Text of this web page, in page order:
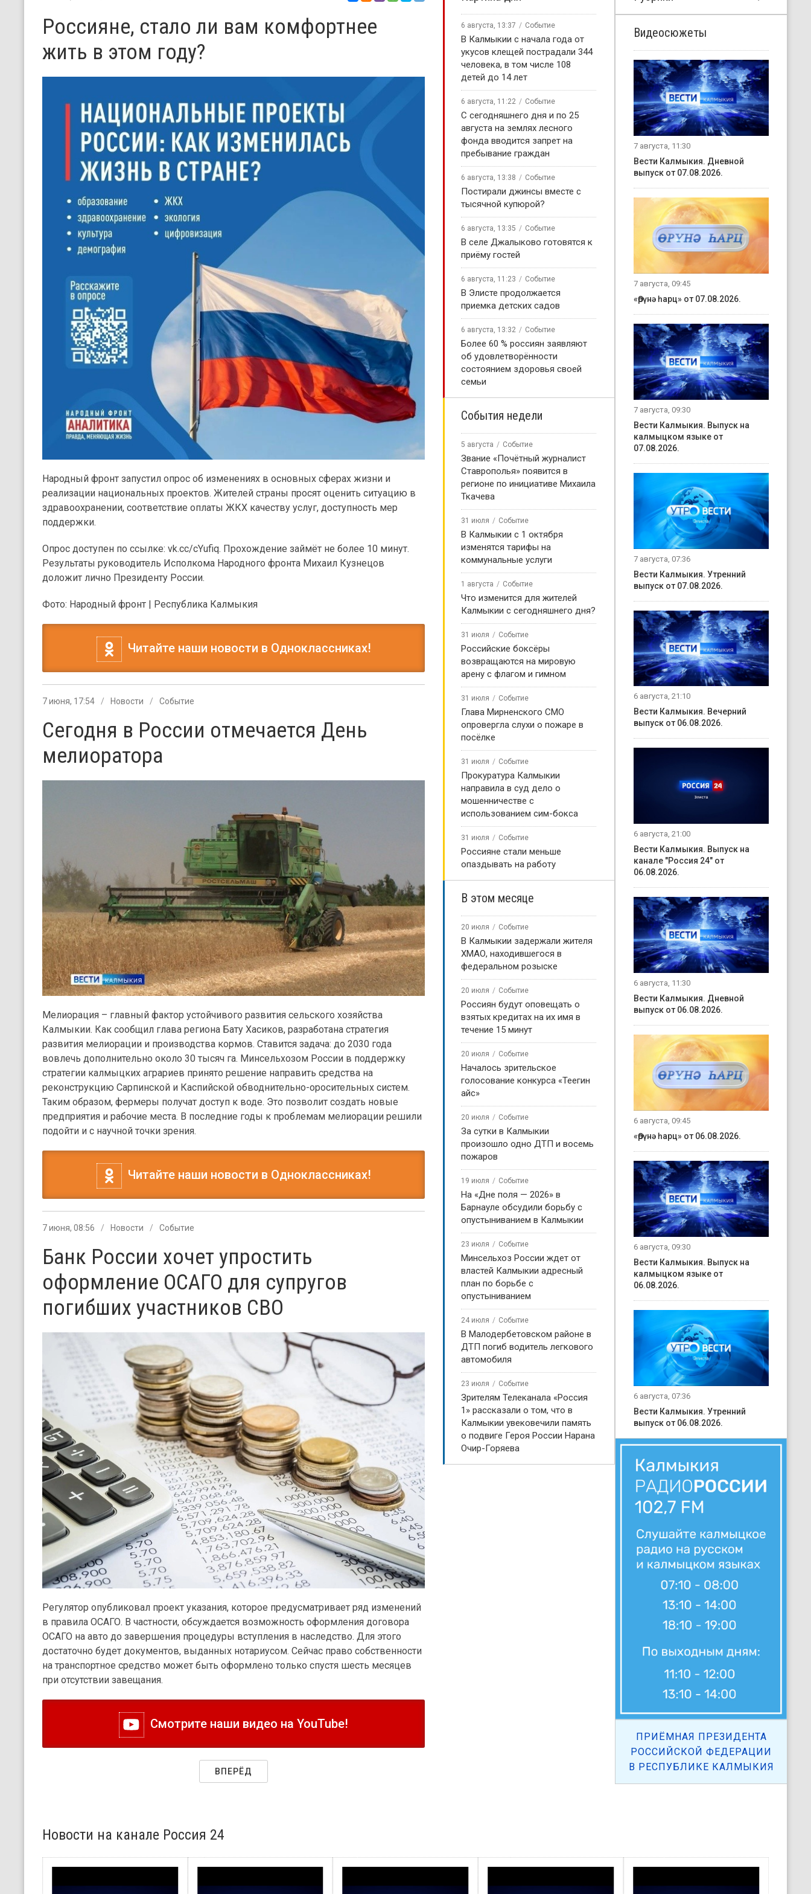
Россияне, стало ли вам комфортнее
жить в этом году?
Народный фронт запустил опрос об изменениях в основных сферах жизни и
реализации национальных проектов. Жителей страны просят оценить ситуацию в
здравоохранении, соответствие оплаты ЖКХ качеству услуг, доступность мер
поддержки.
Опрос доступен по ссылке: vk.cc/cYufiq. Прохождение займёт не более 10 минут.
Результаты руководитель Исполкома Народного фронта Михаил Кузнецов
доложит лично Президенту России.
Фото: Народный фронт | Республика Калмыкия
Читайте наши новости в Одноклассниках!
7 июня, 17:54 Новости Событие
Сегодня в России отмечается День
мелиоратора
Мелиорация – главный фактор устойчивого развития сельского хозяйства
Калмыкии. Как сообщил глава региона Бату Хасиков, разработана стратегия
развития мелиорации и производства кормов. Ставится задача: до 2030 года
вовлечь дополнительно около 30 тысяч га. Минсельхозом России в поддержку
стратегии калмыцких аграриев принято решение направить средства на
реконструкцию Сарпинской и Каспийской обводнительно-оросительных систем.
Таким образом, фермеры получат доступ к воде. Это позволит создать новые
предприятия и рабочие места. В последние годы к проблемам мелиорации решили
подойти и с научной точки зрения.
Читайте наши новости в Одноклассниках!
7 июня, 08:56 Новости Событие
Банк России хочет упростить
оформление ОСАГО для супругов
погибших участников СВО
Регулятор опубликовал проект указания, которое предусматривает ряд изменений
в правила ОСАГО. В частности, обсуждается возможность оформления договора
ОСАГО на авто до завершения процедуры вступления в наследство. Для этого
достаточно будет документов, выданных нотариусом. Сейчас право собственности
на транспортное средство может быть оформлено только спустя шесть месяцев
при отсутствии завещания.
Смотрите наши видео на YouTube!
ВПЕРЁД
6 августа, 13:37 Событие
В Калмыкии с начала года от
укусов клещей пострадали 344
человека, в том числе 108
детей до 14 лет
6 августа, 11:22 Событие
С сегодняшнего дня и по 25
августа на землях лесного
фонда вводится запрет на
пребывание граждан
6 августа, 13:38 Событие
Постирали джинсы вместе с
тысячной купюрой?
6 августа, 13:35 Событие
В селе Джалыково готовятся к
приёму гостей
6 августа, 11:23 Событие
В Элисте продолжается
приемка детских садов
6 августа, 13:32 Событие
Более 60 % россиян заявляют
об удовлетворённости
состоянием здоровья своей
семьи
События недели
5 августа Событие
Звание «Почётный журналист
Ставрополья» появится в
регионе по инициативе Михаила
Ткачева
31 июля Событие
В Калмыкии с 1 октября
изменятся тарифы на
коммунальные услуги
1 августа Событие
Что изменится для жителей
Калмыкии с сегодняшнего дня?
31 июля Событие
Российские боксёры
возвращаются на мировую
арену с флагом и гимном
31 июля Событие
Глава Мирненского СМО
опровергла слухи о пожаре в
посёлке
31 июля Событие
Прокуратура Калмыкии
направила в суд дело о
мошенничестве с
использованием сим-бокса
31 июля Событие
Россияне стали меньше
опаздывать на работу
В этом месяце
20 июля Событие
В Калмыкии задержали жителя
ХМАО, находившегося в
федеральном розыске
20 июля Событие
Россиян будут оповещать о
взятых кредитах на их имя в
течение 15 минут
20 июля Событие
Началось зрительское
голосование конкурса «Теегин
айс»
20 июля Событие
За сутки в Калмыкии
произошло одно ДТП и восемь
пожаров
19 июля Событие
На «Дне поля — 2026» в
Барнауле обсудили борьбу с
опустыниванием в Калмыкии
23 июля Событие
Минсельхоз России ждет от
властей Калмыкии адресный
план по борьбе с
опустыниванием
24 июля Событие
В Малодербетовском районе в
ДТП погиб водитель легкового
автомобиля
23 июля Событие
Зрителям Телеканала «Россия
1» рассказали о том, что в
Калмыкии увековечили память
о подвиге Героя России Нарана
Очир-Горяева
Видеосюжеты
7 августа, 11:30
Вести Калмыкия. Дневной
выпуск от 07.08.2026.
7 августа, 09:45
«Өрүнә һарц» от 07.08.2026.
7 августа, 09:30
Вести Калмыкия. Выпуск на
калмыцком языке от
07.08.2026.
7 августа, 07:36
Вести Калмыкия. Утренний
выпуск от 07.08.2026.
6 августа, 21:10
Вести Калмыкия. Вечерний
выпуск от 06.08.2026.
6 августа, 21:00
Вести Калмыкия. Выпуск на
канале "Россия 24" от
06.08.2026.
6 августа, 11:30
Вести Калмыкия. Дневной
выпуск от 06.08.2026.
6 августа, 09:45
«Өрүнә һарц» от 06.08.2026.
6 августа, 09:30
Вести Калмыкия. Выпуск на
калмыцком языке от
06.08.2026.
6 августа, 07:36
Вести Калмыкия. Утренний
выпуск от 06.08.2026.
ПРИЁМНАЯ ПРЕЗИДЕНТА
РОССИЙСКОЙ ФЕДЕРАЦИИ
В РЕСПУБЛИКЕ КАЛМЫКИЯ
Новости на канале Россия 24